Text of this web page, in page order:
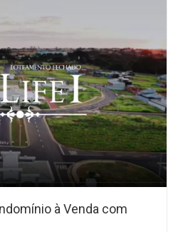
à Venda com